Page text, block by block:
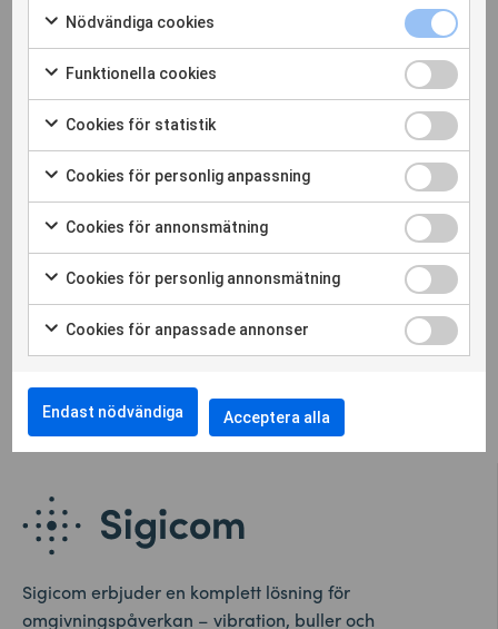
info@sigicom.com.
Följ Sigicom på
Linkedin för att inte missa några nyheter!
Sigicom erbjuder en komplett lösning för
omgivningspåverkan – vibration, buller och
Nödvändiga cookies
Funktionella cookies
Cookies för statistik
Cookies för personlig anpassning
Cookies för annonsmätning
Cookies för personlig annonsmätning
Cookies för anpassade annonser
Endast nödvändiga Acceptera alla